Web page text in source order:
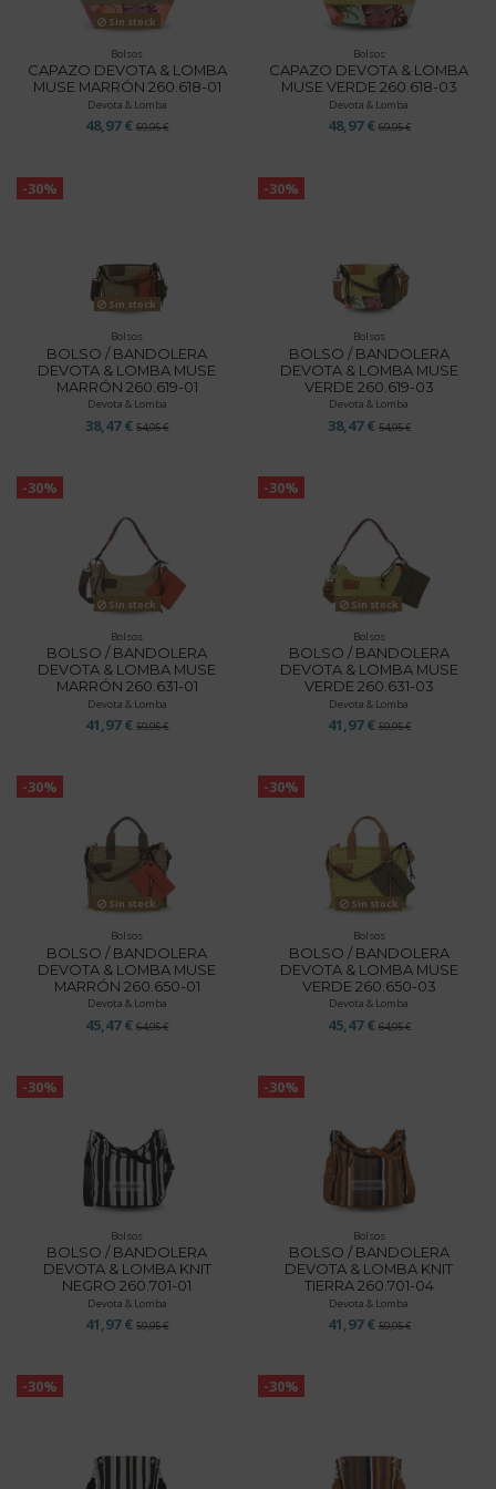
Sin stock
Bolsos
CAPAZO DEVOTA & LOMBA
MUSE MARRÓN 260.618-01
Devota & Lomba
48,97 €69,95 €
Bolsos
CAPAZO DEVOTA & LOMBA
MUSE VERDE 260.618-03
Devota & Lomba
48,97 € 69,95 €
-30%
Sin stock
Bolsos
BOLSO / BANDOLERA
DEVOTA & LOMBA MUSE
MARRÓN 260.619-01
Devota & Lomba
38,47 €54,95 €
-30%
Bolsos
BOLSO / BANDOLERA
DEVOTA & LOMBA MUSE
VERDE 260.619-03
Devota & Lomba
38,47 € 54,95 €
-30%
Sin stock
Bolsos
BOLSO / BANDOLERA
DEVOTA & LOMBA MUSE
MARRÓN 260.631-01
Devota & Lomba
41,97 €59,95 €
-30%
Sin stock
Bolsos
BOLSO / BANDOLERA
DEVOTA & LOMBA MUSE
VERDE 260.631-03
Devota & Lomba
41,97 € 59,95 €
-30%
Sin stock
Bolsos
BOLSO / BANDOLERA
DEVOTA & LOMBA MUSE
MARRÓN 260.650-01
Devota & Lomba
45,47 €64,95 €
-30%
Sin stock
Bolsos
BOLSO / BANDOLERA
DEVOTA & LOMBA MUSE
VERDE 260.650-03
Devota & Lomba
45,47 € 64,95 €
-30%
Bolsos
BOLSO / BANDOLERA
DEVOTA & LOMBA KNIT
NEGRO 260.701-01
Devota & Lomba
41,97 €59,95 €
-30%
Bolsos
BOLSO / BANDOLERA
DEVOTA & LOMBA KNIT
TIERRA 260.701-04
Devota & Lomba
41,97 € 59,95 €
-30% -30%